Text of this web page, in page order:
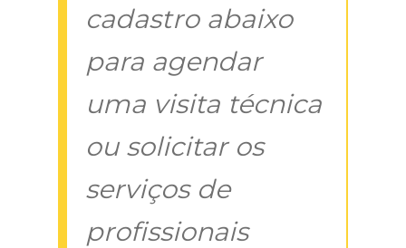
cadastro abaixo
para agendar
uma visita técnica
ou solicitar os
serviços de
profissionais